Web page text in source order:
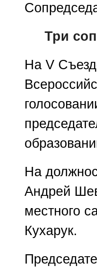
Три
На V
На
Андрей
местного
Кухарук.